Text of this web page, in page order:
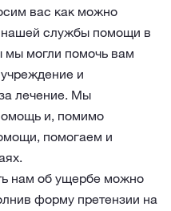
вас как можно
нашей службы помощи в
мы могли помочь вам
и
лечение. Мы
и, помимо
помогаем и
нам об ущербе можно
форму претензии на